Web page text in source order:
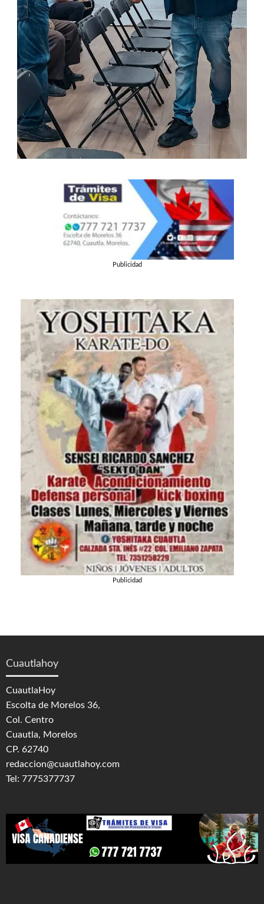
Publicidad
Publicidad
Cuautlahoy
CuautlaHoy
Escolta de Morelos 36,
Col. Centro
Cuautla, Morelos
CP. 62740
redaccion@cuautlahoy.com
Tel: 7775377737